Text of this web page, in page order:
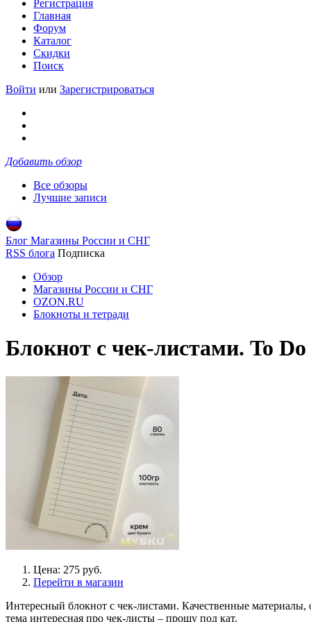
Регистрация
Главная
Форум
Каталог
Скидки
Поиск
Войти или Зарегистрироваться
Добавить обзор
Все обзоры
Лучшие записи
Блог Магазины России и СНГ
RSS блога Подписка
Обзор
Магазины России и СНГ
OZON.RU
Блокноты и тетради
Блокнот с чек-листами. To Do
Цена: 275 руб.
Перейти в магазин
Интересный блокнот с чек-листами. Качественные
тема интересная про чек-листы – прошу под кат.